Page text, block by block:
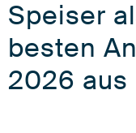
Speiser
besten
2026 aus